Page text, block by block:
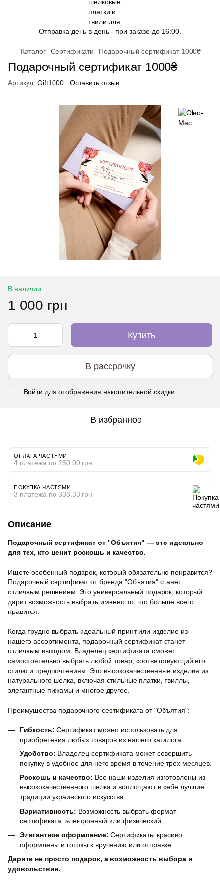
Отправка день в день - при заказе до 16:00.
Каталог Сертификати Подарочный сертификат 1000₴
Подарочный сертификат 1000₴
Артикул: Gift1000 Оставить отзыв
В наличии
1 000 грн
Купить
В рассрочку
Войти для отображения накопительной скидки
В избранное
ОПЛАТА ЧАСТЯМИ
4 платежа по 250.00 грн
ПОКУПКА ЧАСТЯМИ
3 платежа по 333.33 грн
Описание
Подарочный сертификат от "Объятия" — это идеально
для тех, кто ценит роскошь и качество.
Ищете особенный подарок, который обязательно понравится?
Подарочный сертификат от бренда "Объятия" станет
отличным решением. Это универсальный подарок, который
дарит возможность выбрать именно то, что больше всего
нравится.
Когда трудно выбрать идеальный принт или изделие из
нашего ассортимента, подарочный сертификат станет
отличным выходом. Владелец сертификата сможет
самостоятельно выбрать любой товар, соответствующий его
стилю и предпочтениям. Это высококачественные изделия из
натурального шелка, включая стильные платки, твиллы,
элегантные пижамы и многое другое.
Преимущества подарочного сертификата от "Объятия":
Гибкость: Сертификат можно использовать для
приобретения любых товаров из нашего каталога.
Удобство: Владелец сертификата может совершить
покупку в удобное для него время в течение трех месяцев.
Роскошь и качество: Все наши изделия изготовлены из
высококачественного шелка и воплощают в себе лучшие
традиции украинского искусства.
Вариативность: Возможность выбрать формат
сертификата: электронный или физический.
Элегантное оформление: Сертификаты красиво
оформлены и готовы к вручению или отправке.
Дарите не просто подарок, а возможность выбора и
удовольствия.